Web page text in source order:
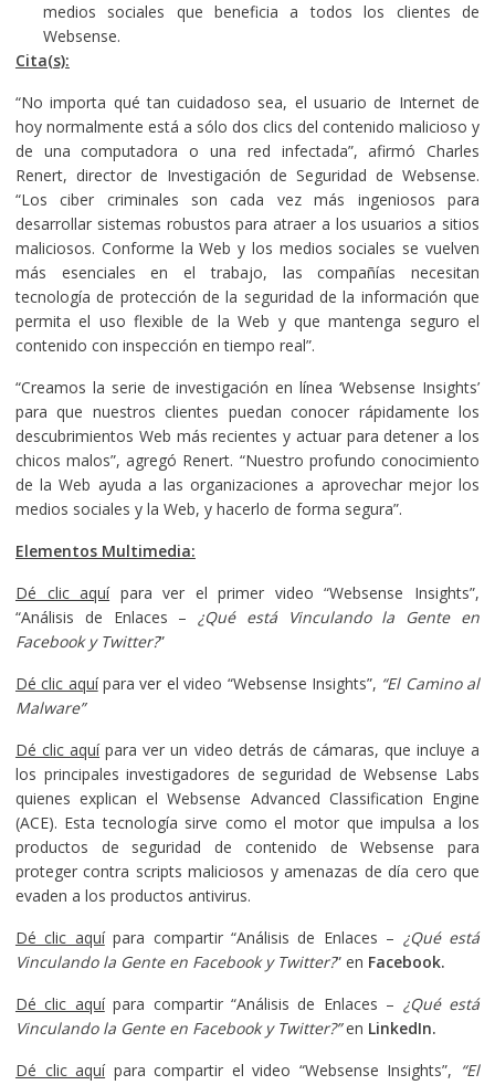
medios sociales que beneficia a todos los clientes de
Websense.
Cita(s):
“No importa qué tan cuidadoso sea, el usuario de Internet de
hoy normalmente está a sólo dos clics del contenido malicioso y
de una computadora o una red infectada”, afirmó Charles
Renert, director de Investigación de Seguridad de Websense.
“Los ciber criminales son cada vez más ingeniosos para
desarrollar sistemas robustos para atraer a los usuarios a sitios
maliciosos. Conforme la Web y los medios sociales se vuelven
más esenciales en el trabajo, las compañías necesitan
tecnología de protección de la seguridad de la información que
permita el uso flexible de la Web y que mantenga seguro el
contenido con inspección en tiempo real”.
“Creamos la serie de investigación en línea ‘Websense Insights’
para que nuestros clientes puedan conocer rápidamente los
descubrimientos Web más recientes y actuar para detener a los
chicos malos”, agregó Renert. “Nuestro profundo conocimiento
de la Web ayuda a las organizaciones a aprovechar mejor los
medios sociales y la Web, y hacerlo de forma segura”.
Elementos Multimedia:
Dé clic aquípara ver el primer video “Websense Insights”,
“Análisis de Enlaces –¿Qué está Vinculando la Gente en
Facebook y Twitter?”
Dé clic aquípara ver el video “Websense Insights”, “El Camino al
Malware”
Dé clic aquípara ver un video detrás de cámaras, que incluye a
los principales investigadores de seguridad de Websense Labs
quienes explican el Websense Advanced Classification Engine
(ACE). Esta tecnología sirve como el motor que impulsa a los
productos de seguridad de contenido de Websense para
proteger contra scripts maliciosos y amenazas de día cero que
evaden a los productos antivirus.
Dé clic aquípara compartir “Análisis de Enlaces – ¿Qué está
Vinculando la Gente en Facebook y Twitter?” en Facebook.
Dé clic aquípara compartir “Análisis de Enlaces – ¿Qué está
Vinculando la Gente en Facebook y Twitter?”en LinkedIn.
Dé clic aquípara compartir el video “Websense Insights”, “El